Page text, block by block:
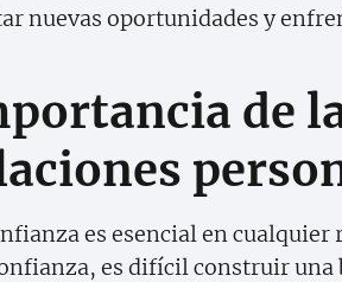
nuevas oportunidades y
de
es esencial en
es difícil construir una